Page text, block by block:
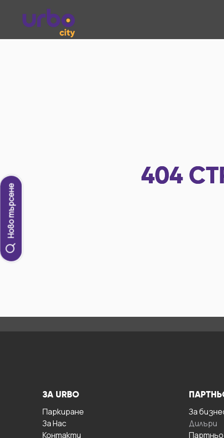
Ново търсене
404
ЗА URBO
Паркиране
За Hас
Контакти
За
Дилъри